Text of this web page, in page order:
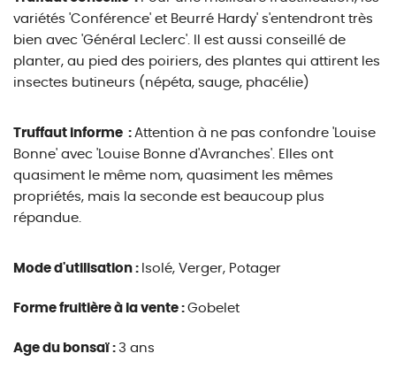
variétés 'Conférence' et Beurré Hardy' s'entendront très
bien avec 'Général Leclerc'. Il est aussi conseillé de
planter, au pied des poiriers, des plantes qui attirent les
insectes butineurs (népéta, sauge, phacélie)
Truffaut informe : Attention à ne pas confondre 'Louise
Bonne' avec 'Louise Bonne d'Avranches'. Elles ont
quasiment le même nom, quasiment les mêmes
propriétés, mais la seconde est beaucoup plus
répandue.
Mode d'utilisation : Isolé, Verger, Potager
Forme fruitière à la vente : Gobelet
Age du bonsaï : 3 ans